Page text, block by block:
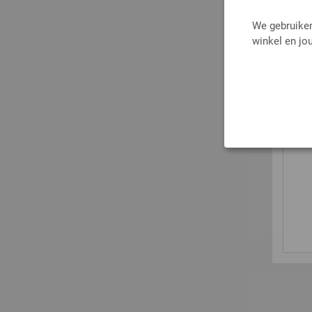
We
winkel en